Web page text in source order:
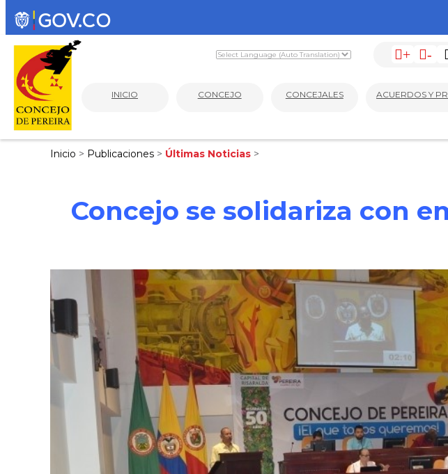
+ -
INICIO CONCEJO CONCEJALES ACUERDOS Y
Inicio > Publicaciones > Últimas Noticias >
Concejo se solidariza con